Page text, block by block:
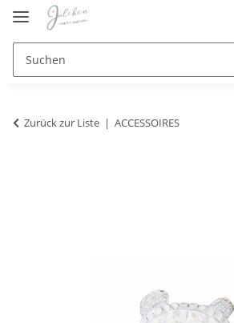
Zurück zur Liste ACCESSOIRES